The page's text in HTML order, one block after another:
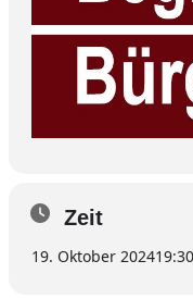
Zeit
19. Oktober 202419:30